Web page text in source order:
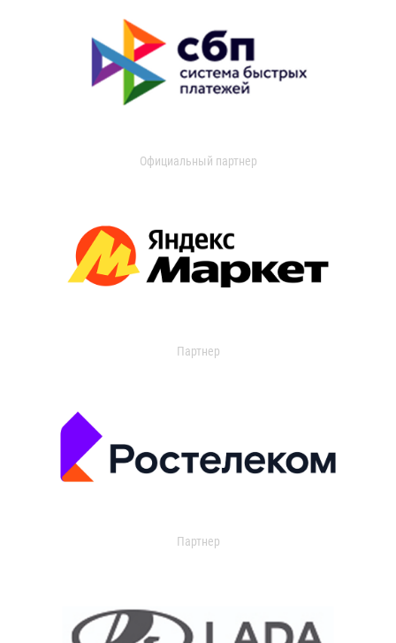
Официальный партнер
Партнер
Партнер